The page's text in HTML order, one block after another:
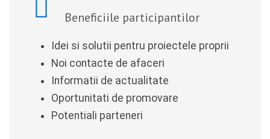
Beneficiile participantilor
Idei si solutii pentru proiectele proprii
Noi contacte de afaceri
Informatii de actualitate
Oportunitati de promovare
Potentiali parteneri